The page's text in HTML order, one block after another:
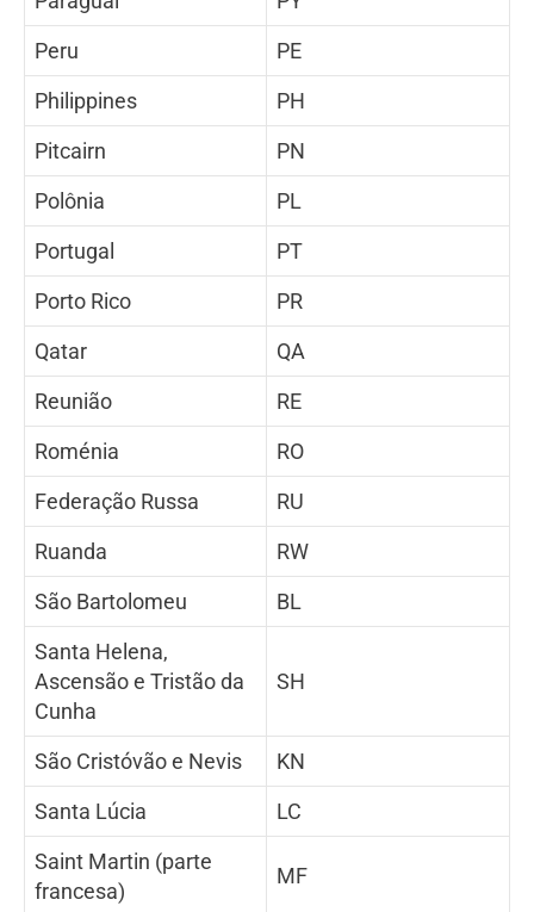
Peru
PE
Philippines
PH
Pitcairn
PN
Polônia
PL
Portugal
PT
Porto Rico
PR
Qatar
QA
Reunião
RE
Roménia
RO
Federação Russa
RU
Ruanda
RW
São Bartolomeu
BL
Santa Helena,
Ascensão e Tristão da
Cunha
SH
São Cristóvão e Nevis
KN
Santa Lúcia
LC
Saint Martin (parte
francesa)
MF